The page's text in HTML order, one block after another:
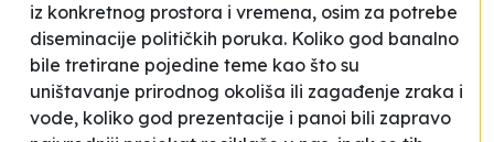
iz konkretnog prostora i vremena, osim za potrebe
diseminacije političkih poruka. Koliko god banalno
bile tretirane pojedine teme kao što su
uništavanje prirodnog okoliša ili zagađenje zraka i
vode, koliko god prezentacije i panoi bili zapravo